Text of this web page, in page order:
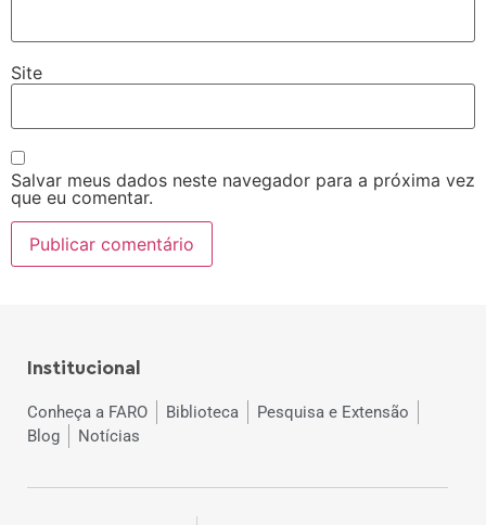
Site
Salvar meus dados neste navegador para a próxima vez
que eu comentar.
Institucional
Conheça a FARO Biblioteca
Pesquisa e Extensão
Blog
Notícias